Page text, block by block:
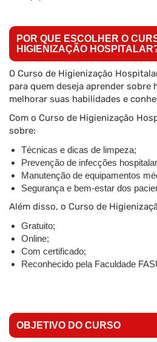
POR QUE ESCOLHER O
HIGIENIZAÇÃO
O Curso de Higienização
para quem deseja aprender sobre
melhorar suas habilidades e
Com o Curso de Higienização
sobre:
Técnicas e dicas de limpeza;
Prevenção de infecções
Manutenção de equipamentos
Segurança e bem-estar dos
Além disso, o Curso de
Gratuito;
Online;
Com certificado;
Reconhecido pela Faculdade
OBJETIVO DO CURSO